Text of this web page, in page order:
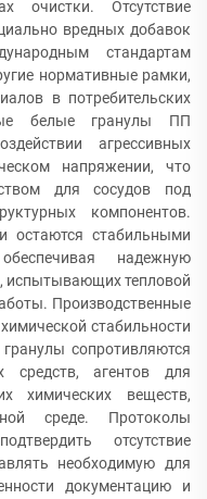
очистки. Отсутствие
вредных добавок
стандартам
нормативные рамки,
в потребительских
белые гранулы ПП
агрессивных
напряжении, что
для сосудов под
компонентов.
остаются стабильными
надежную
испытывающих тепловой
Производственные
стабильности
сопротивляются
средств, агентов для
химических веществ,
среде. Протоколы
отсутствие
необходимую для
документацию и